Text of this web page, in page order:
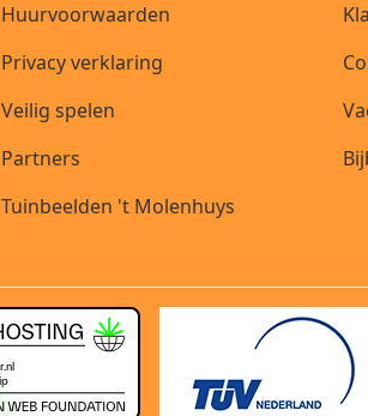
Huurvoorwaarden
Privacy verklaring
Veilig spelen
Partners
Tuinbeelden 't Molenhuys